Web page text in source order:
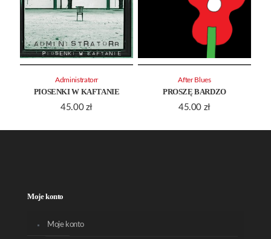
PIOSENKI W KAFTANIE
45.00 zł
Administratorr
PROSZĘ BARDZO
45.00 zł
After Blues
Moje konto
Moje konto